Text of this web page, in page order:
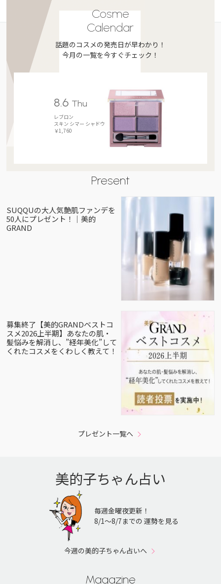
Cosme
Calendar
話題のコスメの発売日が早わかり！
今月の一覧を今すぐチェック！
8.6 Thu
レブロン
スキン シマー シャドウ
￥1,760
Present
SUQQUの大人気艶肌ファンデを
50人にプレゼント！｜美的
GRAND
募集終了【美的GRANDベストコ
スメ2026上半期】あなたの肌・
髪悩みを解消し、”経年美化”して
くれたコスメをくわしく教えて！
プレゼント一覧へ
美的子ちゃん占い
毎週金曜夜更新！
8/1〜8/7までの 運勢を見る
今週の美的子ちゃん占いへ
Magazine